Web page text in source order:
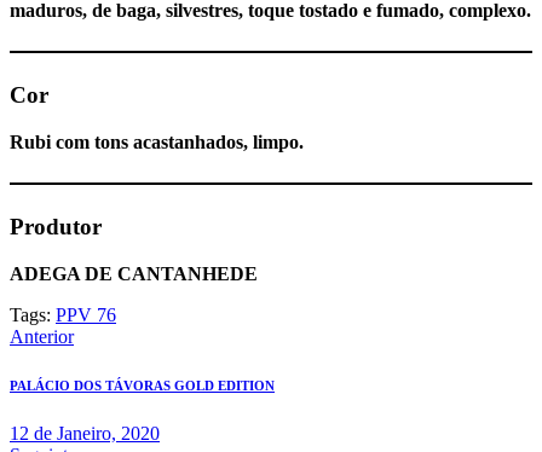
maduros, de baga, silvestres, toque tostado e fumado, complexo.
Cor
Rubi com tons acastanhados, limpo.
Produtor
ADEGA DE CANTANHEDE
Tags: PPV 76
Navegação
de
Anterior
PALÁCIO DOS TÁVORAS GOLD EDITION
12 de Janeiro, 2020